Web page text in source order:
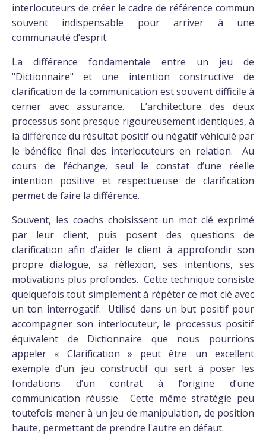
interlocuteurs de créer le cadre de référence commun
souvent indispensable pour arriver à une
communauté d’esprit.
La différence fondamentale entre un jeu de
"Dictionnaire" et une intention constructive de
clarification de la communication est souvent difficile à
cerner avec assurance. L’architecture des deux
processus sont presque rigoureusement identiques, à
la différence du résultat positif ou négatif véhiculé par
le bénéfice final des interlocuteurs en relation. Au
cours de l’échange, seul le constat d’une réelle
intention positive et respectueuse de clarification
permet de faire la différence.
Souvent, les coachs choisissent un mot clé exprimé
par leur client, puis posent des questions de
clarification afin d’aider le client à approfondir son
propre dialogue, sa réflexion, ses intentions, ses
motivations plus profondes. Cette technique consiste
quelquefois tout simplement à répéter ce mot clé avec
un ton interrogatif. Utilisé dans un but positif pour
accompagner son interlocuteur, le processus positif
équivalent de Dictionnaire que nous pourrions
appeler « Clarification » peut être un excellent
exemple d’un jeu constructif qui sert à poser les
fondations d’un contrat à l’origine d’une
communication réussie. Cette même stratégie peu
toutefois mener à un jeu de manipulation, de position
haute, permettant de prendre l'autre en défaut.